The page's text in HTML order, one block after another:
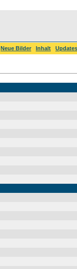
Neue Bilder Inhalt Updates